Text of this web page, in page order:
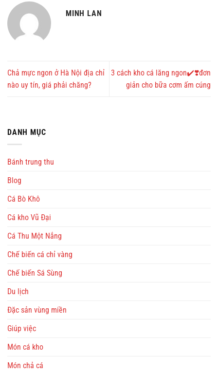
MINH LAN
Chả mực ngon ở Hà Nội địa chỉ
nào uy tín, giá phải chăng?
3 cách kho cá lăng ngon✔️❣️đơn
giản cho bữa cơm ấm cúng
DANH MỤC
Bánh trung thu
Blog
Cá Bò Khô
Cá kho Vũ Đại
Cá Thu Một Nắng
Chế biến cá chỉ vàng
Chế biến Sá Sùng
Du lịch
Đặc sản vùng miền
Giúp việc
Món cá kho
Món chả cá